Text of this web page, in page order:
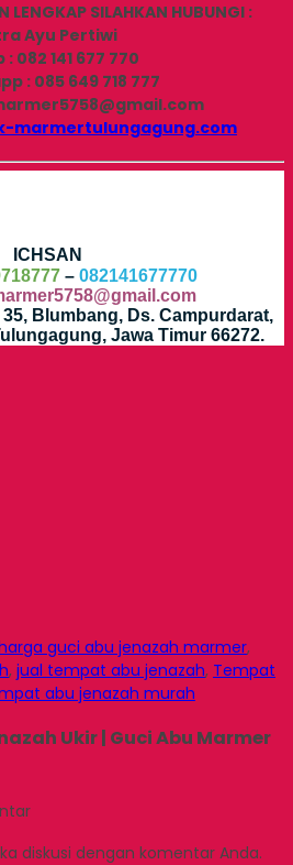
LENGKAP SILAHKAN HUBUNGI :
Ayu Pertiwi
: 082 141 677 770
: 085 649 718 777
marmertulungagung.com
ICHSAN
– 082141677770
Blumbang, Ds. Campurdarat,
Jawa Timur 66272.
guci abu jenazah marmer,
, jual tempat abu jenazah, Tempat
abu jenazah murah
Ukir | Guci Abu Marmer
diskusi dengan komentar Anda.